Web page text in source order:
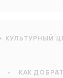
КУЛЬТУРНЫЙ
• КАК